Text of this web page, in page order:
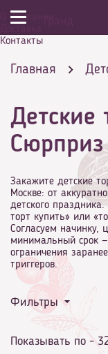
О компании
Контакты
Главная
Детские торты
Детские
Сюрприз
Закажите детские
Москве: от
детского
торт купить» или
Согласуем начинку,
минимальный срок
ограничения
триггеров.
Фильтры
Показывать по -